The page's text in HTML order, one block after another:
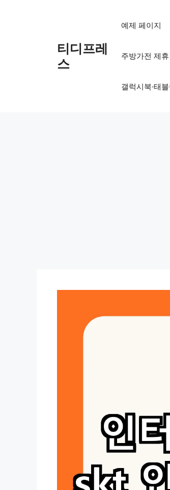
티디프레
스
예제 페이지
주방가전 제
갤럭시북·태